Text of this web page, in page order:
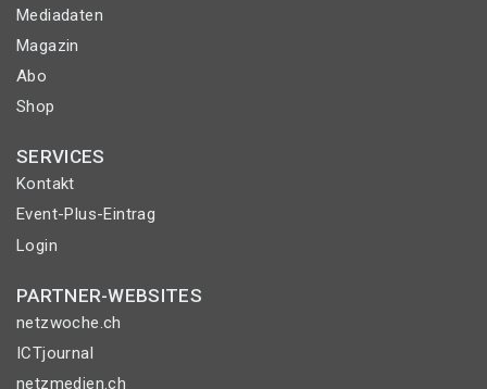
Mediadaten
Magazin
Abo
Shop
SERVICES
Kontakt
Event-Plus-Eintrag
Login
PARTNER-WEBSITES
netzwoche.ch
ICTjournal
netzmedien.ch